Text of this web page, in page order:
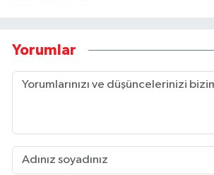
Yorumlar